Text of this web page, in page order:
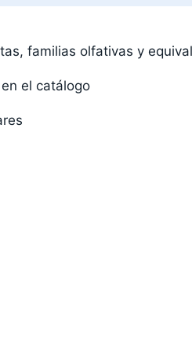
familias olfativas y
el catálogo